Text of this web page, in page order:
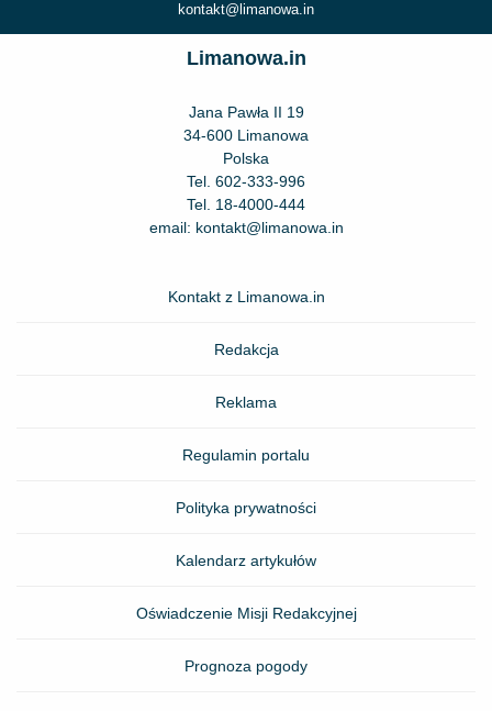
kontakt@limanowa.in
Limanowa.in
Jana Pawła II 19
34-600 Limanowa
Polska
Tel. 602-333-996
Tel. 18-4000-444
email: kontakt@limanowa.in
Kontakt z Limanowa.in
Redakcja
Reklama
Regulamin portalu
Polityka prywatności
Kalendarz artykułów
Oświadczenie Misji Redakcyjnej
Prognoza pogody